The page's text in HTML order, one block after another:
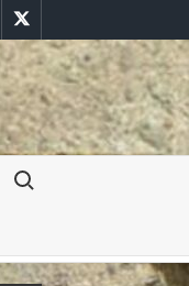
Twitter
Buscar: